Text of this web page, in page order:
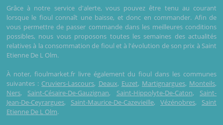
Grâce à notre service d'alerte, vous pouvez être tenu au courant
lorsque le fioul connaît une baisse, et donc en commander. Afin de
vous permettre de passer commande dans les meilleures conditions
possibles, nous vous proposons toutes les semaines des actualités
relatives à la consommation de fioul et à l'évolution de son prix à Saint
Etienne De L Olm.
À noter, fioulmarket.fr livre également du fioul dans les communes
suivantes : Cruviers-Lascours, Deaux, Euzet, Martignargues, Monteils,
Ners, Saint-Césaire-De-Gauzignan, Saint-Hippolyte-De-Caton, Saint-
Jean-De-Ceyrargues, Saint-Maurice-De-Cazevieille, Vézénobres, Saint
Etienne De L Olm.